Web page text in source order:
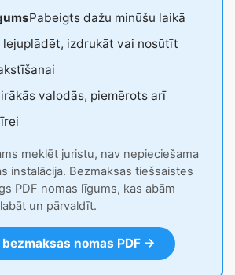
Pabeigts dažu minūšu laikā
lejuplādēt, izdrukāt vai nosūtīt
valodās, piemērots arī
meklēt juristu, nav nepieciešama
instalācija. Bezmaksas tiešsaistes
PDF nomas līgums, kas abām
un pārvaldīt.
nomas PDF →